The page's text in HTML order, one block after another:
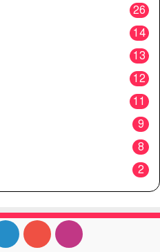
26
14
13
12
11
9
8
2
LinkedInYouTubeInstagram